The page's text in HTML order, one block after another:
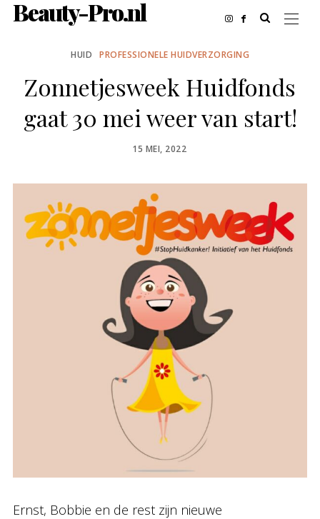
Beauty-Pro.nl
HUID PROFESSIONELE HUIDVERZORGING
Zonnetjesweek Huidfonds
gaat 30 mei weer van start!
POSTED
15 MEI, 2022
Ernst, Bobbie en de rest zijn nieuwe